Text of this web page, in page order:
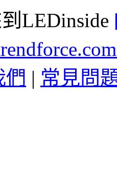
LEDinside
| 常見問